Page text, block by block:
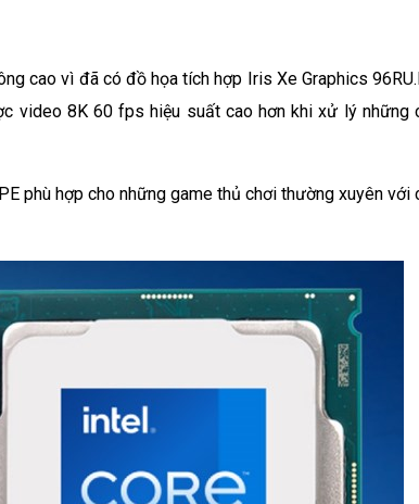
cao vì đã có đồ họa tích hợp Iris Xe Graphics
video 8K 60 fps hiệu suất cao hơn khi xử lý những
phù hợp cho những game thủ chơi thường xuyên với